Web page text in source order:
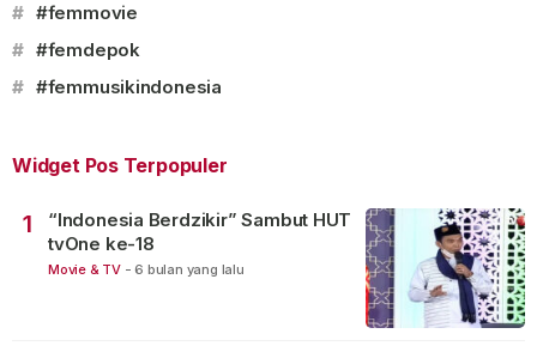
# #femmovie
# #femdepok
# #femmusikindonesia
Widget Pos Terpopuler
1
“Indonesia Berdzikir” Sambut HUT
tvOne ke-18
Movie & TV - 6 bulan yang lalu